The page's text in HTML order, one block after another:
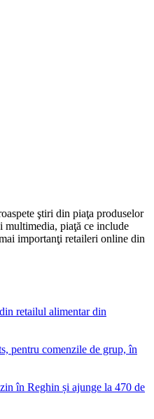
ştiri din piaţa produselor
multimedia, piaţă ce include
importanţi retaileri online din
retailul alimentar din
pentru comenzile de grup, în
în Reghin și ajunge la 470 de